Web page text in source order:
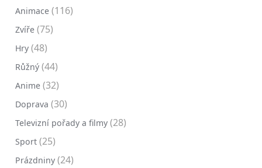
Animace (116)
Zvíře (75)
Hry (48)
Růžný (44)
Anime (32)
Doprava (30)
Televizní pořady a filmy (28)
Sport (25)
Prázdniny (24)